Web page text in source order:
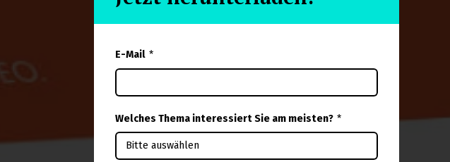
E-Mail *
Welches Thema interessiert Sie am meisten? *